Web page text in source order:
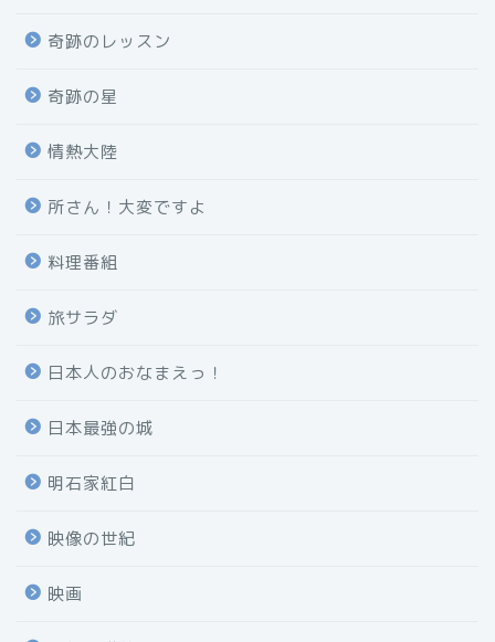
奇跡のレッスン
奇跡の星
情熱大陸
所さん！大変ですよ
料理番組
旅サラダ
日本人のおなまえっ！
日本最強の城
明石家紅白
映像の世紀
映画